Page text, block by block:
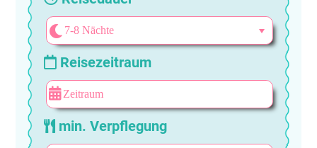
Reisezeitraum
min. Verpflegung